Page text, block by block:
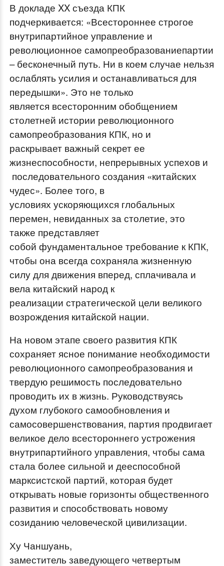
В докладе XX съезда КПК
подчеркивается: «Всестороннее строгое
внутрипартийное управление и
революционное самопреобразованиепартии
– бесконечный путь. Ни в коем случае нельзя
ослаблять усилия и останавливаться для
передышки». Это не только
является всесторонним обобщением
столетней истории революционного
самопреобразования КПК, но и
раскрывает важный секрет ее
жизнеспособности, непрерывных успехов и
последовательного создания «китайских
чудес». Более того, в
условиях ускоряющихся глобальных
перемен, невиданных за столетие, это
также представляет
собой фундаментальное требование к КПК,
чтобы она всегда сохраняла жизненную
силу для движения вперед, сплачивала и
вела китайский народ к
реализации стратегической цели великого
возрождения китайской нации.
На новом этапе своего развития КПК
сохраняет ясное понимание необходимости
революционного самопреобразования и
твердую решимость последовательно
проводить их в жизнь. Руководствуясь
духом глубокого самообновления и
самосовершенствования, партия продвигает
великое дело всестороннего устрожения
внутрипартийного управления, чтобы сама
стала более сильной и дееспособной
марксистской партий, которая будет
открывать новые горизонты общественного
развития и способствовать новому
созиданию человеческой цивилизации.
Ху Чаншуань,
заместитель заведующего четвертым